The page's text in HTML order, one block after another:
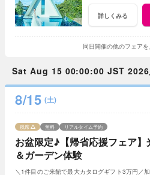
詳しくみる
同日開催の他のフェア
Sat Aug 15 00:00:00 JST 2026
8/15 (土)
お盆限定♪【帰省応援フェア
＆ガーデン体験
残席 無料 リアルタイム予約
＼1件目のご来館で最大カタログギフト3万円／